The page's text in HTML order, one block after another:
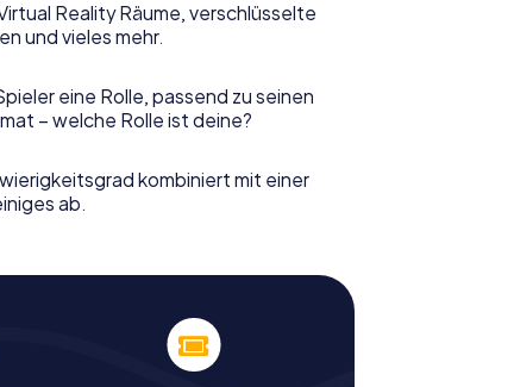
Reality Räume, verschlüsselte
und vieles mehr.
eine Rolle, passend zu seinen
– welche Rolle ist deine?
kombiniert mit einer
ab.